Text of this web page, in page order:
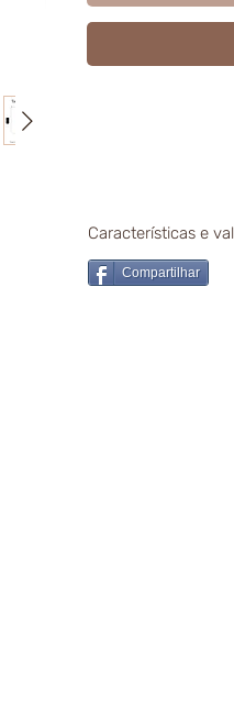
Características e
Compartilhar